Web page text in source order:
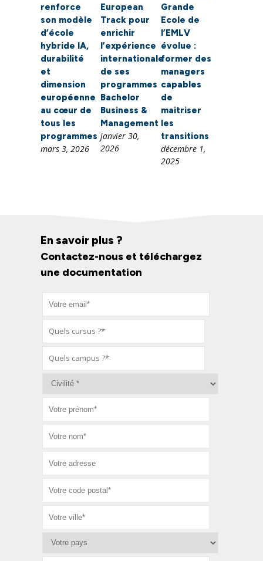
renforce
son modèle
d’école
hybride IA,
durabilité
et
dimension
européenne
au cœur de
tous les
programmes
mars 3, 2026
European
Track pour
enrichir
l’expérience
internationale
de ses
programmes
Bachelor
Business &
Management
janvier 30,
2026
Grande
Ecole de
l’EMLV
évolue :
former des
managers
capables
de
maitriser
les
transitions
décembre 1,
2025
En savoir plus ?
Contactez-nous et téléchargez
une documentation